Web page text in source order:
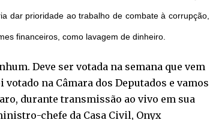
dar prioridade ao trabalho de combate à corrupção,
financeiros, como lavagem de dinheiro.
Deve ser votada na semana que vem
na Câmara dos Deputados e vamos
durante transmissão ao vivo em sua
chefe da Casa Civil, Onyx